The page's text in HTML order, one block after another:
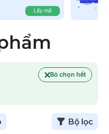
Lấy mã
Bỏ chọn hết
Bộ lọc